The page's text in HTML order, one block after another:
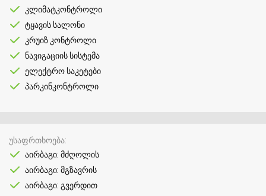
კლიმატკონტროლი
ტყავის სალონი
კრუიზ კონტროლი
ნავიგაციის სისტემა
ელექტრო საკეტები
პარკინკონტროლი
უსაფრთხოება
აირბაგი: მძღოლის
აირბაგი: მგზავრის
აირბაგი: გვერდით